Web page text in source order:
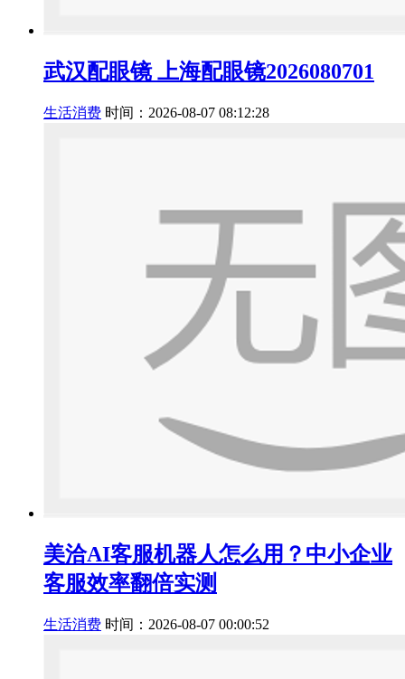
武汉配眼镜 上海配眼镜2026080701
生活消费 时间：2026-08-07 08:12:28
美洽AI客服机器人怎么用？中小企业
客服效率翻倍实测
生活消费 时间：2026-08-07 00:00:52